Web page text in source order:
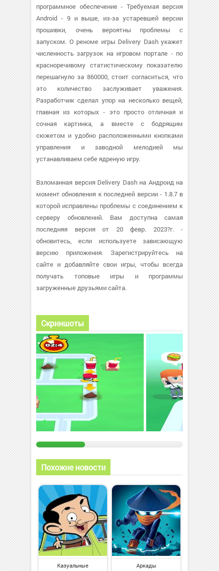
программное обеспечение - Требуемая версия
Android - 9 и выше, из-за устаревшей версии
прошивки, очень вероятны проблемы с
запуском. О реноме игры Delivery Dash укажет
численность загрузок на игровом портале - по
красноречивому статистическому показателю
перешагнуло за 860000, стоит согласиться, что
это количество заслуживает уважения.
Разработчик сделал упор на несколько вещей,
главная из которых - это просто отличная и
сочная картинка, а вместе с бодрящим
сюжетом и удобно расположенными кнопками
управления и заводной мелодией мы
устанавливаем себе ядреную игру.
Взломанная версия Delivery Dash на Андроид на
момент обновления к последней версии - 1.8.7 в
которой исправлены проблемы с соединением к
серверу обновлений. Вам доступна самая
последняя версия от 20 февр. 2023?г. -
обновитесь, если используете зависающую
версию приложения. Зарегистрируйтесь на
сайте и добавляйте свои игры, чтобы всегда
получать топовые игры и программы
загруженные друзьями сайта.
Скриншоты
Похожие новости
Казуальные Аркады